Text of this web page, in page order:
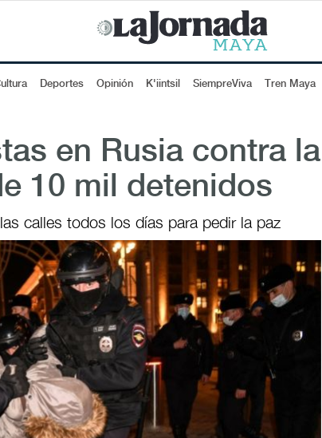
Deportes Opinión K'iintsil SiempreViva Tren Maya
en Rusia contra la
10 mil detenidos
calles todos los días para pedir la paz